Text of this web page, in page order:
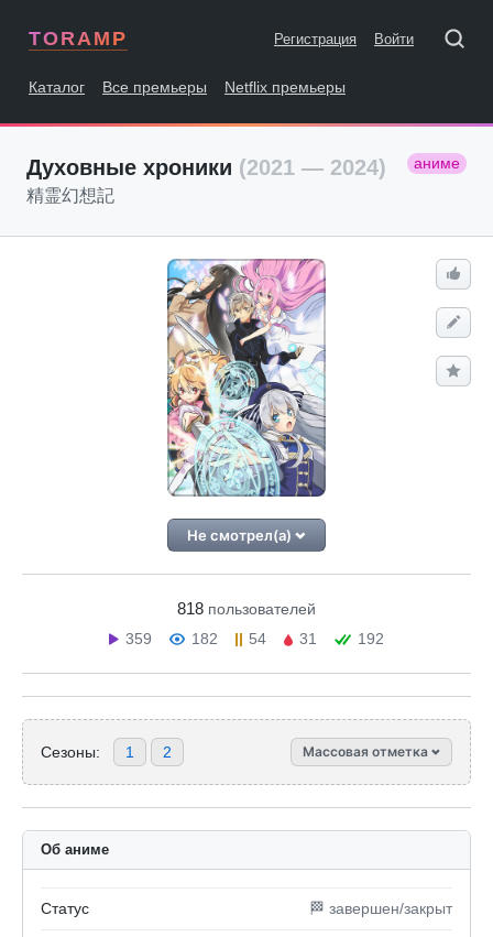
TORAMP Регистрация Войти
Каталог Все премьеры Netflix премьеры
Духовные хроники (2021 — 2024) аниме
精霊幻想記
Не смотрел(а)
818 пользователей
359
182 54 31 192
Сезоны: 1 2 Массовая отметка
Об аниме
Статус 🏁 завершен/закрыт